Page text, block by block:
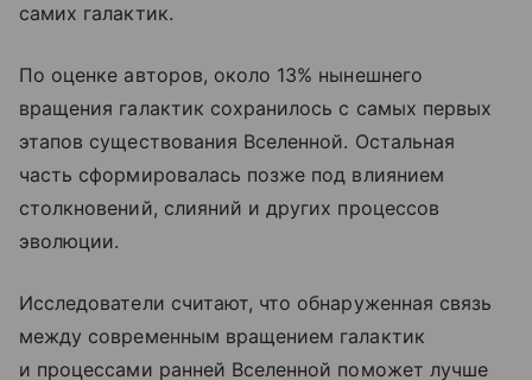
самих галактик.
По оценке авторов, около 13% нынешнего
вращения галактик сохранилось с самых первых
этапов существования Вселенной. Остальная
часть сформировалась позже под влиянием
столкновений, слияний и других процессов
эволюции.
Исследователи считают, что обнаруженная связь
между современным вращением галактик
и процессами ранней Вселенной поможет лучше